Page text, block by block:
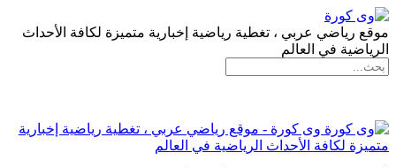
موقع رياضي عربي ، تغطية رياضية إخبارية متميزة لكافة الأحداث
الرياضية في العالم
وى كورة - موقع رياضي عربي ، تغطية رياضية إخبارية
متميزة لكافة الأحداث الرياضية في العالم